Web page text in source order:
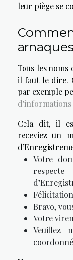
leur piège se
Tous les noms
il faut le dire.
par exemple
d’informations
Cela dit, il
receviez un
Votre
Bravo,
Votre
Veuillez